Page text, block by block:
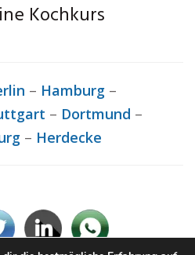
Kochkurs
– Hamburg –
– Dortmund –
– Herdecke